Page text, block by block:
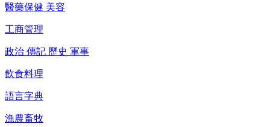
醫藥保健 美容
工商管理
政治 傳記 歷史 軍事
飲食料理
語言字典
漁農畜牧